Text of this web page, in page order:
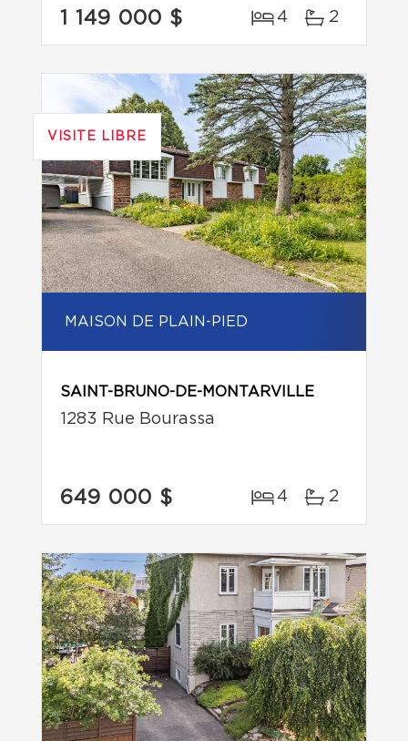
1 149 000 $ 4 2
VISITE LIBRE
MAISON DE PLAIN-PIED
SAINT-BRUNO-DE-MONTARVILLE
1283 Rue Bourassa
649 000 $ 4 2